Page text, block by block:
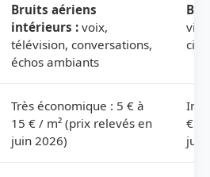
Bruits aériens
intérieurs : voix,
télévision, conversations,
échos ambiants
Très économique : 5 € à
15 € / m² (prix relevés en
juin 2026)
€ /
juin